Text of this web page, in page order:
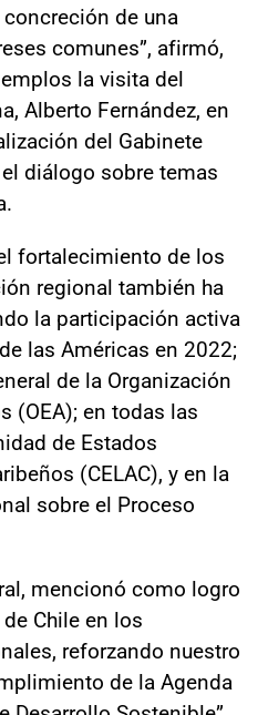
de una
comunes”, afirmó,
la visita del
Alberto Fernández, en
del Gabinete
diálogo sobre temas
fortalecimiento de los
regional también ha
la participación activa
las Américas en 2022;
de la Organización
(OEA); en todas las
de Estados
(CELAC), y en la
sobre el Proceso
mencionó como logro
Chile en los
reforzando nuestro
de la Agenda